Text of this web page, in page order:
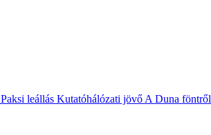
Paksi leállás Kutatóhálózati jövő A Duna föntről